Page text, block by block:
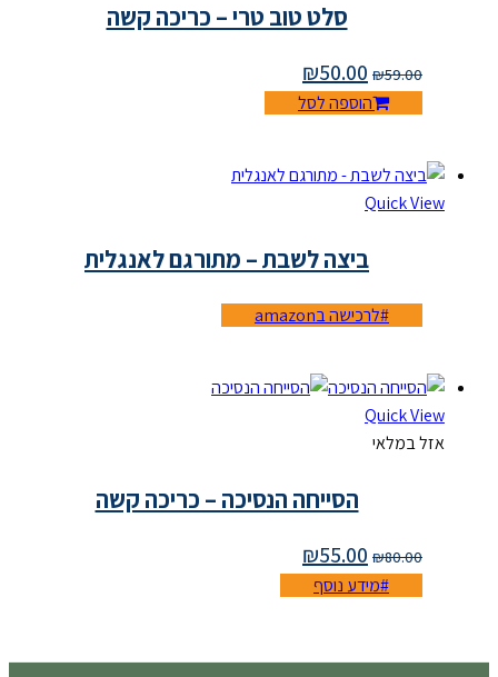
סלט טוב טרי – כריכה קשה
₪59.00
₪50.00
הוספה לסל
Quick View
ביצה לשבת – מתורגם לאנגלית
לרכישה בamazon
Quick View
אזל במלאי
הסייחה הנסיכה – כריכה קשה
₪80.00
₪55.00
מידע נוסף